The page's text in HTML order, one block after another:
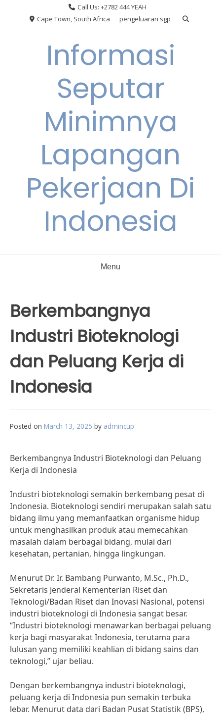
Call Us: +2782 444 YEAH
Cape Town, South Africa
pengeluaran sgp
Informasi
Seputar
Minimnya
Lapangan
Pekerjaan Di
Indonesia
Menu
Berkembangnya
Industri Bioteknologi
dan Peluang Kerja di
Indonesia
Posted on March 13, 2025 by admincup
Berkembangnya Industri Bioteknologi dan Peluang
Kerja di Indonesia
Industri bioteknologi semakin berkembang pesat di
Indonesia. Bioteknologi sendiri merupakan salah satu
bidang ilmu yang memanfaatkan organisme hidup
untuk menghasilkan produk atau memecahkan
masalah dalam berbagai bidang, mulai dari
kesehatan, pertanian, hingga lingkungan.
Menurut Dr. Ir. Bambang Purwanto, M.Sc., Ph.D.,
Sekretaris Jenderal Kementerian Riset dan
Teknologi/Badan Riset dan Inovasi Nasional, potensi
industri bioteknologi di Indonesia sangat besar.
“Industri bioteknologi menawarkan berbagai peluang
kerja bagi masyarakat Indonesia, terutama para
lulusan yang memiliki keahlian di bidang sains dan
teknologi,” ujar beliau.
Dengan berkembangnya industri bioteknologi,
peluang kerja di Indonesia pun semakin terbuka
lebar. Menurut data dari Badan Pusat Statistik (BPS),